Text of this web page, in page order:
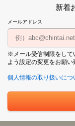
新着
メールアドレス
※メール受信制限をして
よう設定の変更をお願い
個人情報の取り扱いにつ